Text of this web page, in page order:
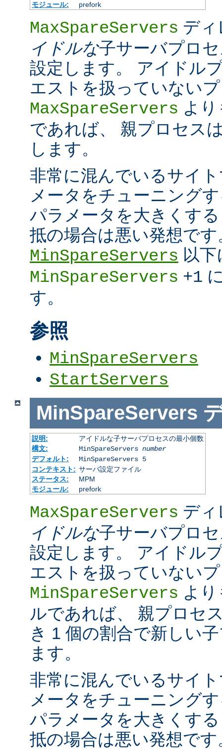
モジュール:
prefork
MaxSpareServers デ
イドルな子サーバプロ
設定します。 アイドル
エストを扱っていない
MaxSpareServers よ
であれば、 親プロセス
します。
非常に混んでいるサイ
メータをチューニング
パラメータを大きくす
抵の場合は悪い発想です
MinSpareServers 以
MinSpareServers +1
す。
参照
MinSpareServers
StartServers
MinSpareServers
説明:
アイドルな子サーバプロセスの最小個数
構文:
MinSpareServers number
デフォルト:
MinSpareServers 5
コンテキスト: サーバ設定ファイル
ステータス:
MPM
モジュール:
prefork
MaxSpareServers デ
イドルな子サーバプロ
設定します。 アイドル
エストを扱っていない
MinSpareServers よ
ルであれば、 親プロセ
き 1 個の割合で新しい
ます。
非常に混んでいるサイ
メータをチューニング
パラメータを大きくす
抵の場合は悪い発想です